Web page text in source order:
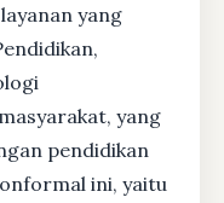
yang
yang
pendidikan
ini, yaitu